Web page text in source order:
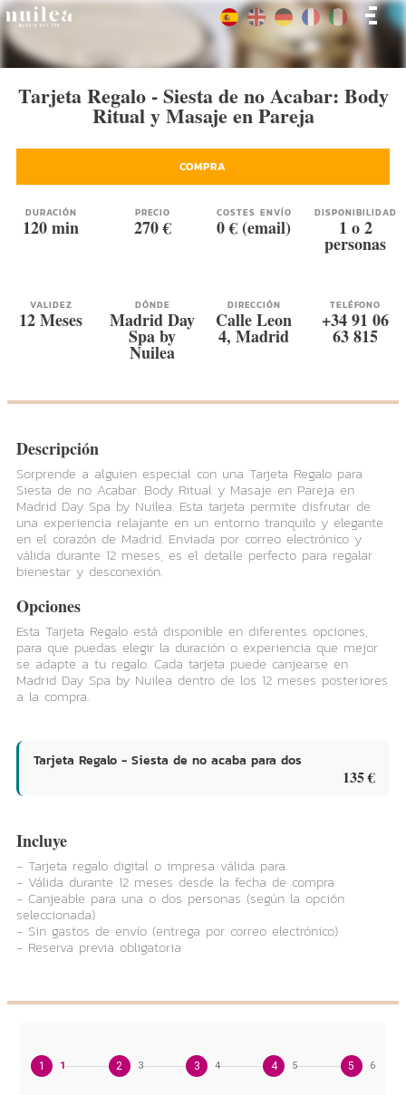
Tarjeta Regalo - Siesta de no Acabar: Body
Ritual y Masaje en Pareja
COMPRA
DURACIÓN
120 min
PRECIO
270 €
COSTES ENVÍO
0 € (email)
DISPONIBILIDAD
1 o 2
personas
VALIDEZ
12 Meses
DÓNDE
Madrid Day
Spa by
Nuilea
DIRECCIÓN
Calle Leon
4, Madrid
TELÉFONO
+34 91 06
63 815
Descripción
Sorprende a alguien especial con una Tarjeta Regalo para
Siesta de no Acabar: Body Ritual y Masaje en Pareja en
Madrid Day Spa by Nuilea. Esta tarjeta permite disfrutar de
una experiencia relajante en un entorno tranquilo y elegante
en el corazón de Madrid. Enviada por correo electrónico y
válida durante 12 meses, es el detalle perfecto para regalar
bienestar y desconexión.
Opciones
Esta Tarjeta Regalo está disponible en diferentes opciones,
para que puedas elegir la duración o experiencia que mejor
se adapte a tu regalo. Cada tarjeta puede canjearse en
Madrid Day Spa by Nuilea dentro de los 12 meses posteriores
a la compra.
Tarjeta Regalo - Siesta de no acaba para dos
135 €
Incluye
- Tarjeta regalo digital o impresa válida para
- Válida durante 12 meses desde la fecha de compra
- Canjeable para una o dos personas (según la opción
seleccionada)
- Sin gastos de envío (entrega por correo electrónico)
- Reserva previa obligatoria
1 1 2 3 3 4 4 5 5 6